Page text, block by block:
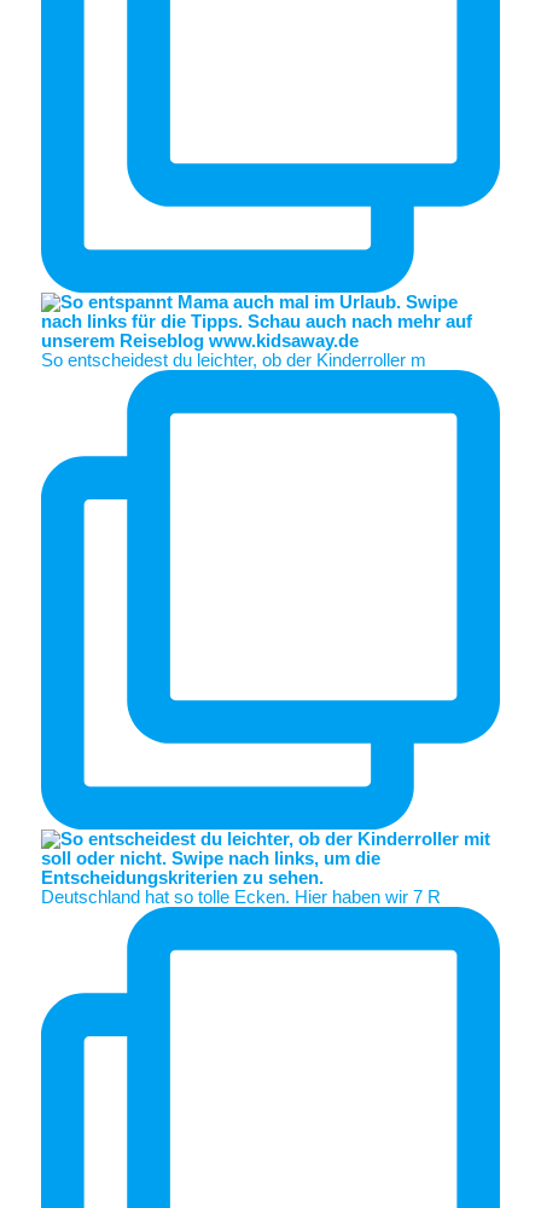
So entscheidest du leichter, ob der Kinderroller m
Deutschland hat so tolle Ecken. Hier haben wir 7 R